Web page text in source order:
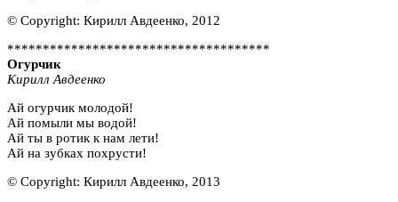
© Copyright: Кирилл Авдеенко, 2012
*************************************
Огурчик
Кирилл Авдеенко
Ай огурчик молодой!
Ай помыли мы водой!
Ай ты в ротик к нам лети!
Ай на зубках похрусти!
© Copyright: Кирилл Авдеенко, 2013